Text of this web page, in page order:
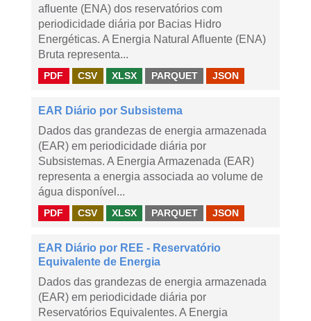
afluente (ENA) dos reservatórios com
periodicidade diária por Bacias Hidro
Energéticas. A Energia Natural Afluente (ENA)
Bruta representa...
PDF CSV XLSX PARQUET JSON
EAR Diário por Subsistema
Dados das grandezas de energia armazenada
(EAR) em periodicidade diária por
Subsistemas. A Energia Armazenada (EAR)
representa a energia associada ao volume de
água disponível...
PDF CSV XLSX PARQUET JSON
EAR Diário por REE - Reservatório
Equivalente de Energia
Dados das grandezas de energia armazenada
(EAR) em periodicidade diária por
Reservatórios Equivalentes. A Energia